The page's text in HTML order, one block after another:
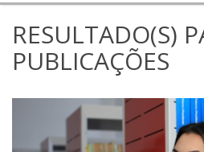
RESULTADO(S)
PUBLICAÇÕES